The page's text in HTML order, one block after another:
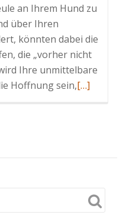
an Ihrem Hund zu
über Ihren
könnten dabei die
die „vorher nicht
Ihre unmittelbare
Hoffnung sein,Read
&
am
Hund
[…]